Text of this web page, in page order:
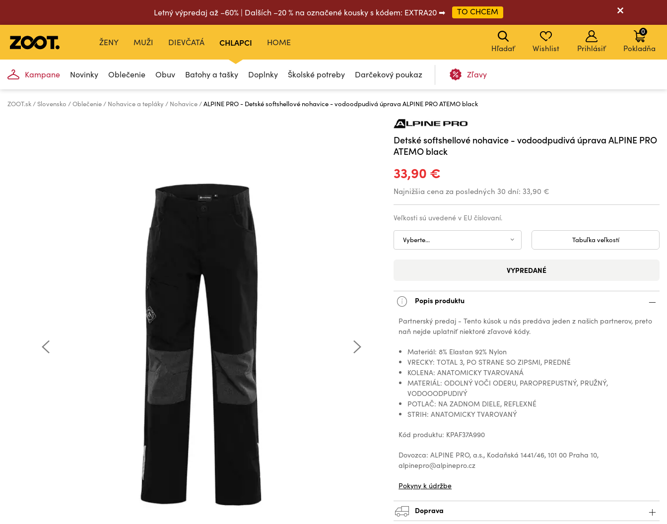
Letný výpredaj až –60% | Dalších –20 % na označené kousky s kódem: EXTRA20 ➡ TO CHCEM
ŽENY MUŽI DIEVČATÁ CHLAPCI
Kampane Novinky Oblečenie Obuv Batohy a tašky Doplnky Školské potreby Darčekový poukaz Zľavy
HOME
Hľadať Wishlist Prihlásiť Pokladňa
0
ZOOT.sk Slovensko Oblečenie Nohavice a tepláky Nohavice ALPINE PRO - Detské softshellové nohavice - vodoodpudivá úprava ALPINE PRO ATEMO black
Detské softshellové nohavice - vodoodpudivá úprava ALPINE PRO
ATEMO black
33,90 €
Najnižšia cena za posledných 30 dní: 33,90 €
Veľkosti sú uvedené v EU číslovaní.
Vyberte... Tabuľka veľkostí
VYPREDANÉ
Popis produktu
Partnerský predaj - Tento kúsok u nás predáva jeden z našich partnerov, preto
naň nejde uplatniť niektoré zľavové kódy.
Materiál: 8% Elastan 92% Nylon
VRECKY: TOTAL 3, PO STRANE SO ZIPSMI, PREDNÉ
KOLENA: ANATOMICKY TVAROVANÁ
MATERIÁL: ODOLNÝ VOČI ODERU, PAROPREPUSTNÝ, PRUŽNÝ,
VODOOODPUDIVÝ
POTLAČ: NA ZADNOM DIELE, REFLEXNÉ
STRIH: ANATOMICKY TVAROVANÝ
Kód produktu: KPAF37A990
Dovozca: ALPINE PRO, a.s., Kodaňská 1441/46, 101 00 Praha 10,
alpinepro@alpinepro.cz
Pokyny k údržbe
Doprava